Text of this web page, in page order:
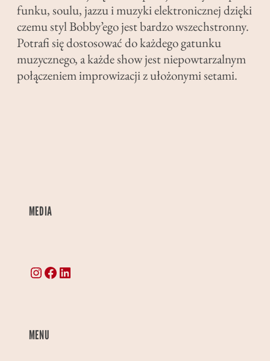
funku, soulu, jazzu i muzyki elektronicznej dzięki
czemu styl Bobby’ego jest bardzo wszechstronny.
Potrafi się dostosować do każdego gatunku
muzycznego, a każde show jest niepowtarzalnym
połączeniem improwizacji z ułożonymi setami.
MEDIA
Instagram Facebook LinkedIn
MENU